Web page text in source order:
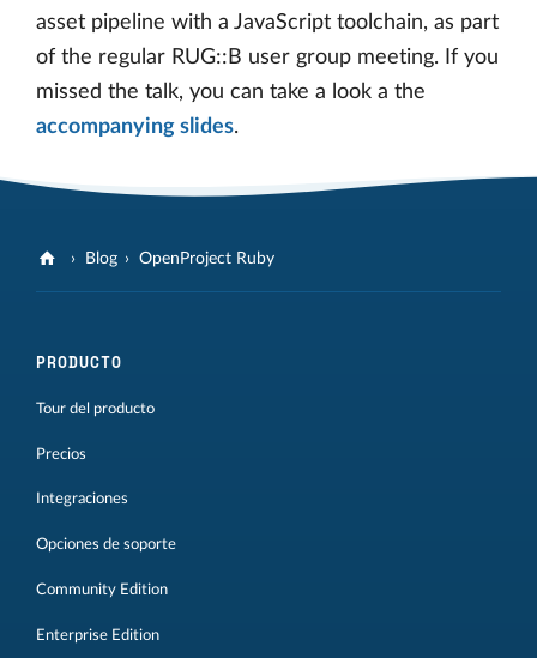
asset pipeline with a JavaScript toolchain, as part
of the regular RUG::B user group meeting. If you
missed the talk, you can take a look a the
accompanying slides.
Blog OpenProject Ruby
PRODUCTO
Tour del producto
Precios
Integraciones
Opciones de soporte
Community Edition
Enterprise Edition